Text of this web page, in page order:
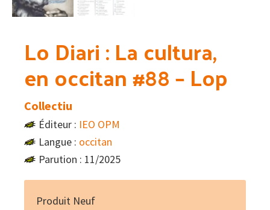
Lo Diari : La cultura,
en occitan #88 – Lop
Collectiu
Éditeur : IEO OPM
Langue : occitan
Parution : 11/2025
Produit Neuf